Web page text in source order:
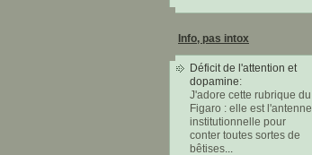
Info, pas intox
Déficit de l'attention et
dopamine:
J'adore cette rubrique du
Figaro : elle est l'antenne
institutionnelle pour
conter toutes sortes de
bêtises...